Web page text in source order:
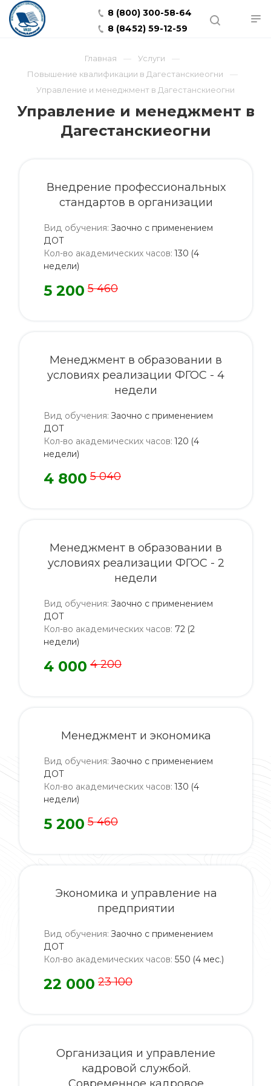
8 (800) 300-58-64
8 (8452) 59-12-59
Главная
Услуги
Повышение квалификации в Дагестанскиеогни
Управление и менеджмент в Дагестанскиеогни
Управление и менеджмент в
Дагестанскиеогни
Внедрение профессиональных
стандартов в организации
Вид обучения: Заочно с применением
ДОТ
Кол-во академических часов: 130 (4
недели)
5 200 5 460
Менеджмент в образовании в
условиях реализации ФГОС - 4
недели
Вид обучения: Заочно с применением
ДОТ
Кол-во академических часов: 120 (4
недели)
4 800 5 040
Менеджмент в образовании в
условиях реализации ФГОС - 2
недели
Вид обучения: Заочно с применением
ДОТ
Кол-во академических часов: 72 (2
недели)
4 000 4 200
Менеджмент и экономика
Вид обучения: Заочно с применением
ДОТ
Кол-во академических часов: 130 (4
недели)
5 200 5 460
Экономика и управление на
предприятии
Вид обучения: Заочно с применением
ДОТ
Кол-во академических часов: 550 (4 мес.)
22 000 23 100
Организация и управление
кадровой службой.